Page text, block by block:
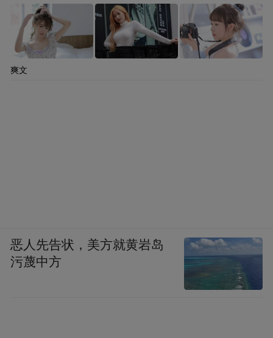
爽文
恶人先告状，美方就黄岩岛
污蔑中方